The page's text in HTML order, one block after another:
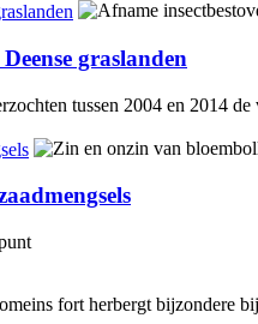
graslanden
tussen 2004 en 2014